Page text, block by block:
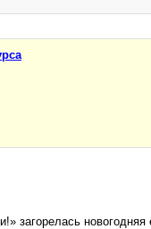
загорелась